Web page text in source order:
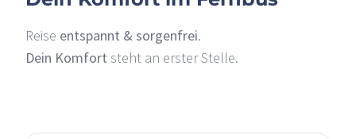
Reise entspannt & sorgenfrei.
Dein Komfort steht an erster Stelle.